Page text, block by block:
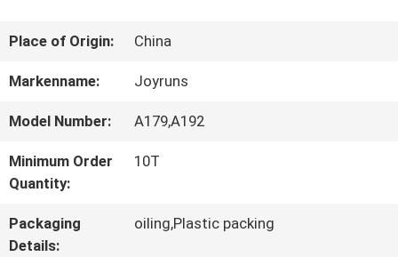
US
Place of Origin: China
Markenname: Joyruns
Model Number: A179,A192
Minimum Order
Quantity:
10T
Packaging
Details:
oiling,Plastic packing